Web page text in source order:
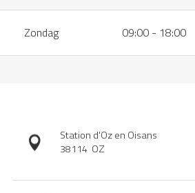
Zondag 09:00 - 18:00
Station d'Oz en Oisans
38114 OZ